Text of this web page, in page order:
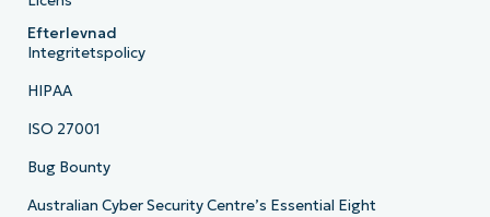
Efterlevnad
Integritetspolicy
HIPAA
ISO 27001
Bug Bounty
Australian Cyber Security Centre’s Essential Eight